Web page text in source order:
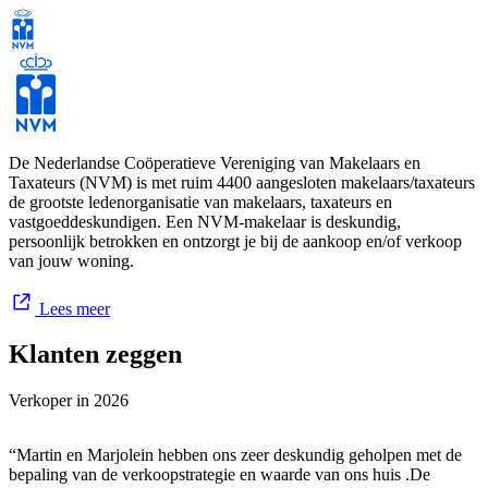
regio’s Hoeksche Waard Barendrecht en wijde omgeving kent voor
ons geen geheimen. Als ervaren NVM-makelaars combineren we
jouw woonwensen graag met onze kennis van deze gebieden. Laat
je verrassen.
De Nederlandse Coöperatieve Vereniging van Makelaars en
Taxateurs (NVM) is met ruim 4400 aangesloten makelaars/taxateurs
de grootste ledenorganisatie van makelaars, taxateurs en
vastgoeddeskundigen. Een NVM-makelaar is deskundig,
persoonlijk betrokken en ontzorgt je bij de aankoop en/of verkoop
van jouw woning.
Lees meer
Klanten zeggen
Verkoper in 2026
“Martin en Marjolein hebben ons zeer deskundig geholpen met de
bepaling van de verkoopstrategie en waarde van ons huis .De